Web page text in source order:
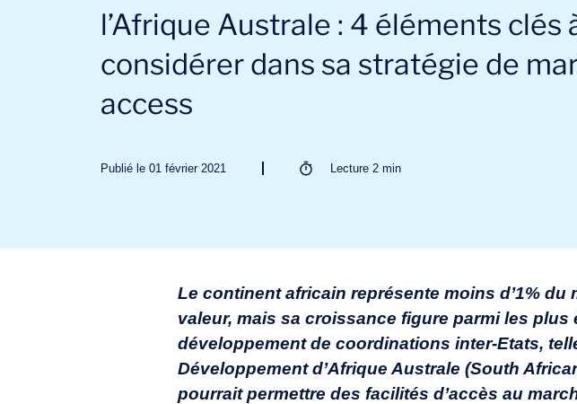
l’Afrique Australe : 4 éléments clés
considérer dans sa stratégie de
access
Publié le 01 février 2021 Lecture 2 min
Le continent africain représente moins d’1%
valeur, mais sa croissance figure parmi les plus
développement de coordinations inter-Etats,
Développement d’Afrique Australe (South
pourrait permettre des facilités d’accès au